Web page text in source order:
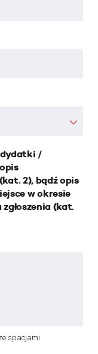
/
2), bądź opis
w okresie
(kat.
spacjami